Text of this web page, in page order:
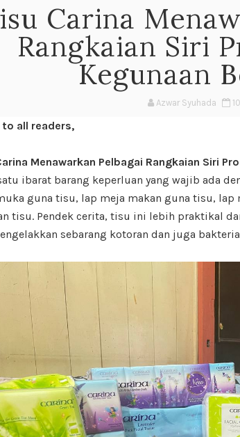
Carina
Rangkaian Siri
Kegunaan
Azwar Syuhada
to all readers,
Menawarkan Pelbagai Rangkaian Siri
ibarat barang keperluan yang wajib ada
guna tisu, lap meja makan guna tisu,
tisu. Pendek cerita, tisu ini lebih praktikal
sebarang kotoran dan juga